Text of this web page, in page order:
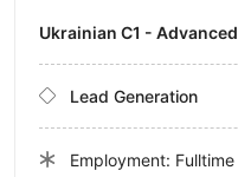
Ukrainian C1 - Advanced
Lead Generation
Employment: Fulltime